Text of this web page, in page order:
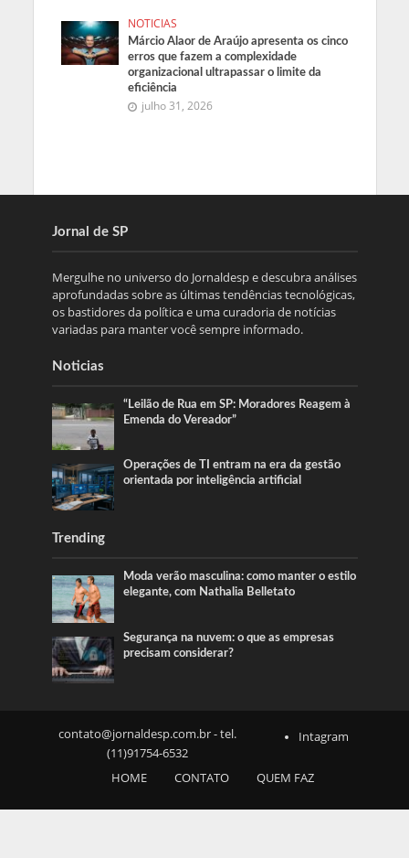
NOTICIAS
Márcio Alaor de Araújo apresenta os cinco
erros que fazem a complexidade
organizacional ultrapassar o limite da
eficiência
julho 31, 2026
Jornal de SP
Mergulhe no universo do Jornaldesp e descubra análises
aprofundadas sobre as últimas tendências tecnológicas,
os bastidores da política e uma curadoria de notícias
variadas para manter você sempre informado.
Noticias
“Leilão de Rua em SP: Moradores Reagem à
Emenda do Vereador”
Operações de TI entram na era da gestão
orientada por inteligência artificial
Trending
Moda verão masculina: como manter o estilo
elegante, com Nathalia Belletato
Segurança na nuvem: o que as empresas
precisam considerar?
contato@jornaldesp.com.br- tel.
(11)91754-6532
Intagram
HOME CONTATO QUEM FAZ